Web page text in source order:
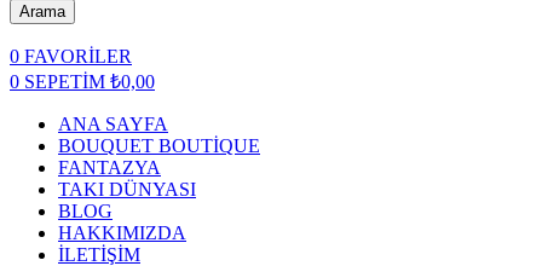
Arama
0 FAVORİLER
0 SEPETİM ₺0,00
ANA SAYFA
BOUQUET BOUTİQUE
FANTAZYA
TAKI DÜNYASI
BLOG
HAKKIMIZDA
İLETİŞİM